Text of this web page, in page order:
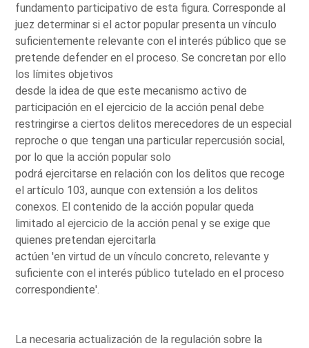
fundamento participativo de esta figura. Corresponde al
juez determinar si el actor popular presenta un vínculo
suficientemente relevante con el interés público que se
pretende defender en el proceso. Se concretan por ello
los límites objetivos
desde la idea de que este mecanismo activo de
participación en el ejercicio de la acción penal debe
restringirse a ciertos delitos merecedores de un especial
reproche o que tengan una particular repercusión social,
por lo que la acción popular solo
podrá ejercitarse en relación con los delitos que recoge
el artículo 103, aunque con extensión a los delitos
conexos. El contenido de la acción popular queda
limitado al ejercicio de la acción penal y se exige que
quienes pretendan ejercitarla
actúen 'en virtud de un vínculo concreto, relevante y
suficiente con el interés público tutelado en el proceso
correspondiente'.
La necesaria actualización de la regulación sobre la